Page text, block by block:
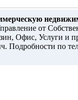
от
Офис, Услуги и
Подробности по